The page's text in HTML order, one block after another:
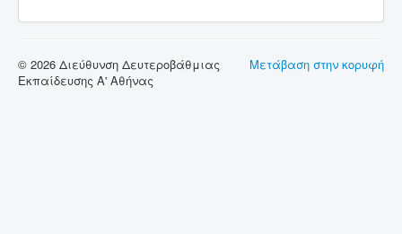
Μετάβαση στην κορυφή
© 2026 Διεύθυνση Δευτεροβάθμιας
Εκπαίδευσης Α' Αθήνας